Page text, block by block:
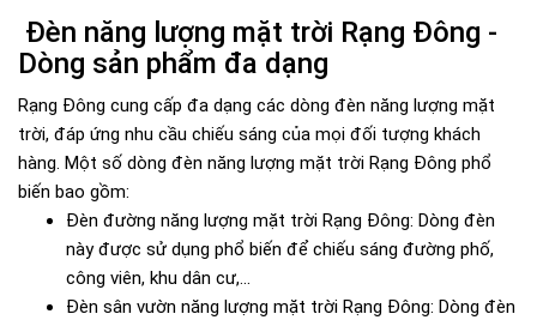
Đèn năng lượng mặt trời Rạng Đông -
Dòng sản phẩm đa dạng
Rạng Đông cung cấp đa dạng các dòng đèn năng lượng mặt
trời, đáp ứng nhu cầu chiếu sáng của mọi đối tượng khách
hàng. Một số dòng đèn năng lượng mặt trời Rạng Đông phổ
biến bao gồm:
Đèn đường năng lượng mặt trời Rạng Đông: Dòng đèn
này được sử dụng phổ biến để chiếu sáng đường phố,
công viên, khu dân cư,...
Đèn sân vườn năng lượng mặt trời Rạng Đông: Dòng đèn